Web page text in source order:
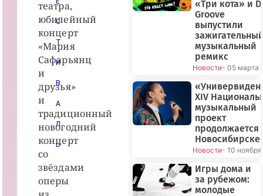
театра,
юбилейный
концерт
«Мария
Сафарьянц
и
друзья»
и
традиционный
новогодний
концерт
со
звёздами
оперы
С
Т
И
В
А
Л
Ь
«Три кота» и
Groove
выпустили
музыкальный
ремикс
Новости- 05 марта
XIV
музыкальный
проект
продолжается
Новосибирске
Новости- 10 ноября
Игры дома и
за рубежом:
молодые